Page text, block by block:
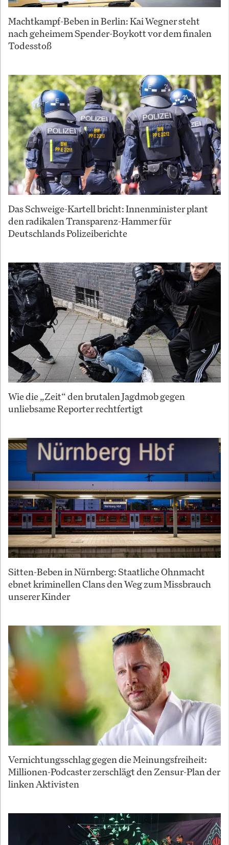
Machtkampf-Beben in Berlin: Kai Wegner steht
nach geheimem Spender-Boykott vor dem finalen
Todesstoß
Das Schweige-Kartell bricht: Innenminister plant
den radikalen Transparenz-Hammer für
Deutschlands Polizeiberichte
Wie die „Zeit“ den brutalen Jagdmob gegen
unliebsame Reporter rechtfertigt
Sitten-Beben in Nürnberg: Staatliche Ohnmacht
ebnet kriminellen Clans den Weg zum Missbrauch
unserer Kinder
Vernichtungsschlag gegen die Meinungsfreiheit:
Millionen-Podcaster zerschlägt den Zensur-Plan der
linken Aktivisten